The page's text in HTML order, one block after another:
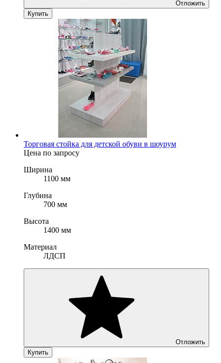
Отложить
Купить
Торговая стойка для детской обуви в шоурум
Цена по запросу
Ширина
1100 мм
Глубина
700 мм
Высота
1400 мм
Материал
ЛДСП
Отложить
Купить